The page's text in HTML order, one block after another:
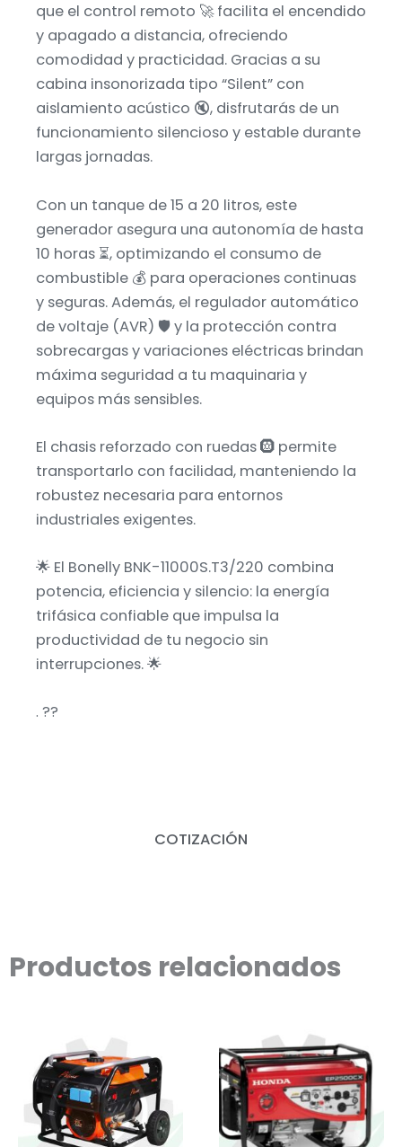
COTIZACIÓN
que el control remoto 🚀 facilita el encendido
y apagado a distancia, ofreciendo
comodidad y practicidad. Gracias a su
cabina insonorizada tipo “Silent” con
aislamiento acústico 🔇, disfrutarás de un
funcionamiento silencioso y estable durante
largas jornadas.
Con un tanque de 15 a 20 litros, este
generador asegura una autonomía de hasta
10 horas ⏳, optimizando el consumo de
combustible 💰 para operaciones continuas
y seguras. Además, el regulador automático
de voltaje (AVR) 🛡️ y la protección contra
sobrecargas y variaciones eléctricas brindan
máxima seguridad a tu maquinaria y
equipos más sensibles.
El chasis reforzado con ruedas 🛞 permite
transportarlo con facilidad, manteniendo la
robustez necesaria para entornos
industriales exigentes.
🌟 El Bonelly BNK-11000S.T3/220 combina
potencia, eficiencia y silencio: la energía
trifásica confiable que impulsa la
productividad de tu negocio sin
interrupciones. 🌟
. ??
Productos relacionados